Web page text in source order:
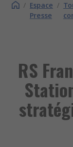
/ Espace
Presse
/
RS